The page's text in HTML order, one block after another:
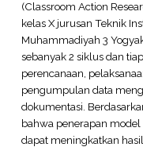
(Classroom Action
kelas X jurusan Teknik
Muhammadiyah 3
sebanyak 2 siklus dan
perencanaan,
pengumpulan data
dokumentasi.
bahwa penerapan
dapat meningkatkan